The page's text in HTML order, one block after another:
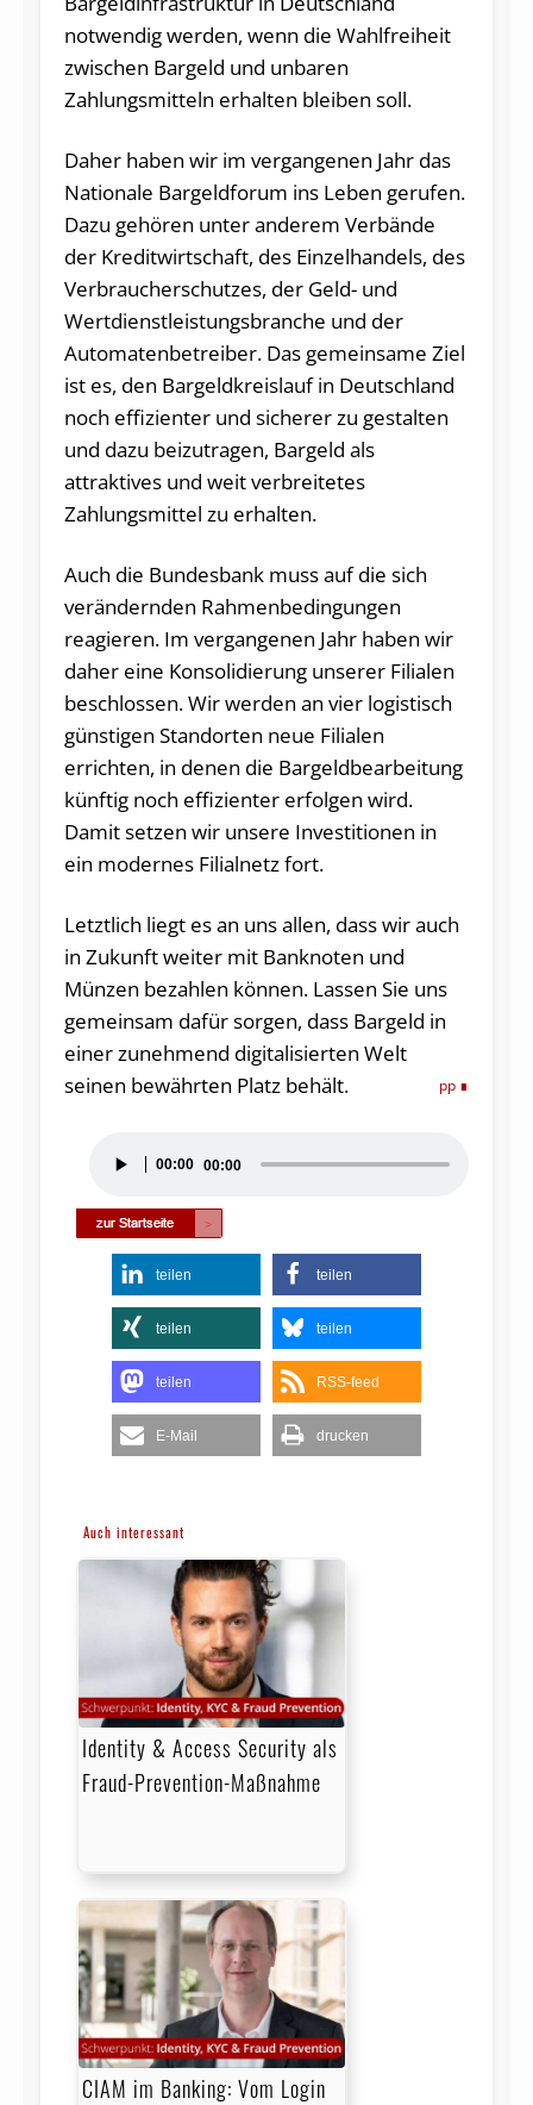
notwendig werden, wenn die Wahlfreiheit
zwischen Bargeld und unbaren
Zahlungsmitteln erhalten bleiben soll.
Daher haben wir im vergangenen Jahr das
Nationale Bargeldforum ins Leben gerufen.
Dazu gehören unter anderem Verbände
der Kreditwirtschaft, des Einzelhandels, des
Verbraucherschutzes, der Geld- und
Wertdienstleistungsbranche und der
Automatenbetreiber. Das gemeinsame Ziel
ist es, den Bargeldkreislauf in Deutschland
noch effizienter und sicherer zu gestalten
und dazu beizutragen, Bargeld als
attraktives und weit verbreitetes
Zahlungsmittel zu erhalten.
Auch die Bundesbank muss auf die sich
verändernden Rahmenbedingungen
reagieren. Im vergangenen Jahr haben wir
daher eine Konsolidierung unserer Filialen
beschlossen. Wir werden an vier logistisch
günstigen Standorten neue Filialen
errichten, in denen die Bargeldbearbeitung
künftig noch effizienter erfolgen wird.
Damit setzen wir unsere Investitionen in
ein modernes Filialnetz fort.
Letztlich liegt es an uns allen, dass wir auch
in Zukunft weiter mit Banknoten und
Münzen bezahlen können. Lassen Sie uns
gemeinsam dafür sorgen, dass Bargeld in
einer zunehmend digitalisierten Welt
seinen bewährten Platz behält.
pp
Player
00:00 00:00
teilen teilen
teilen teilen
teilen RSS-feed
E-Mail drucken
Auch interessant
Identity & Access Security als
Fraud-Prevention-Maßnahme
CIAM im Banking: Vom Login